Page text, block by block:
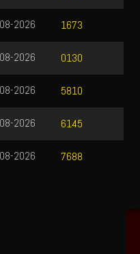
1673
2026
0130
2026
5810
2026
6145
2026
7688
2026